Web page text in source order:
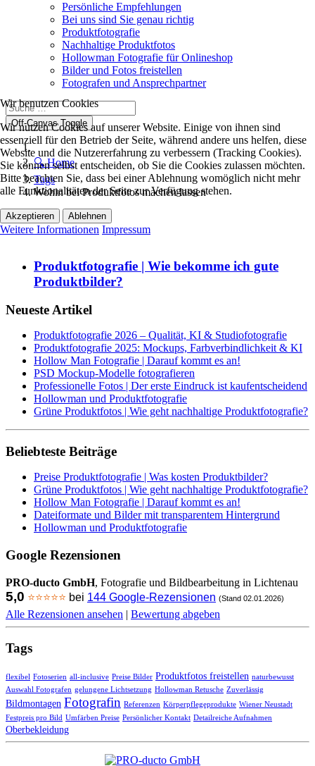
Persönliche Empfehlungen
Bei uns sind Sie genau richtig
Produktfotografie
Nachhaltige Produktfotos
Hollowman Fotografie für Onlineshop
Bilder und Fotos freistellen
Fotografen und Ansprechpartner
Off-Canvas Toggle
🔍 Home
Tags
Wohin bei Produktfotos machen lassen
Produktfotografie | Wie bekomme ich gute
Produktbilder?
Neueste Artikel
Produktfotografie 2026 – Qualität, KI & Studiofotografie
Produktfotografie 2025: Mockups, Farbverbindlichkeit & KI
Hollow Man Fotografie | Darauf kommt es an!
PSD Mockup-Modelle fotografieren
Professionelle Fotos | Der erste Eindruck ist kaufentscheidend
Hollowman und Produktfotografie
Grüne Produktfotos | Wie geht nachhaltige Produktfotografie?
Beliebteste Beiträge
Preise Produktfotografie | Was kosten Produktbilder?
Grüne Produktfotos | Wie geht nachhaltige Produktfotografie?
Hollow Man Fotografie | Darauf kommt es an!
Dateiformate und Bilder mit transparentem Hintergrund
Hollowman und Produktfotografie
Google Rezensionen
PRO-ducto GmbH, Fotografie und Bildbearbeitung in Lichtenau
5,0 ⭐⭐⭐⭐⭐ bei 144 Google-Rezensionen (Stand 02.01.2026)
Alle Rezensionen ansehen | Bewertung abgeben
Tags
flexibel Fotoserien all-inclusive Preise Bilder Produktfotos freistellen naturbewusst
Auswahl Fotografen gelungene Lichtsetzung Hollowman Retusche Zuverlässig
Bildmontagen Fotografin Referenzen Körperpflegeprodukte Wiener Neustadt
Festpreis pro Bild Umfärben Preise Persönlicher Kontakt Detailreiche Aufnahmen
Oberbekleidung
Wir benutzen Cookies
Wir nutzen Cookies auf unserer Website. Einige von ihnen sind
essenziell für den Betrieb der Seite, während andere uns helfen, diese
Website und die Nutzererfahrung zu verbessern (Tracking Cookies).
Sie können selbst entscheiden, ob Sie die Cookies zulassen möchten.
Bitte beachten Sie, dass bei einer Ablehnung womöglich nicht mehr
alle Funktionalitäten der Seite zur Verfügung stehen.
Akzeptieren Ablehnen
Weitere Informationen Impressum